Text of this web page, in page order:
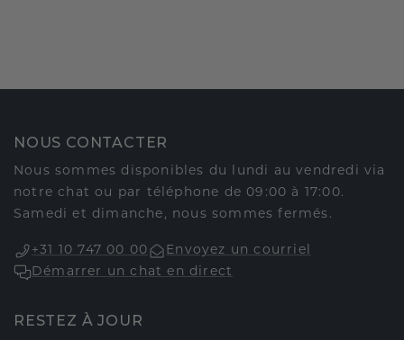
NOUS CONTACTER
Nous sommes disponibles du lundi au vendredi via
notre chat ou par téléphone de 09:00 à 17:00.
Samedi et dimanche, nous sommes fermés.
+31 10 747 00 00
Envoyez un courriel
Démarrer un chat en direct
RESTEZ À JOUR